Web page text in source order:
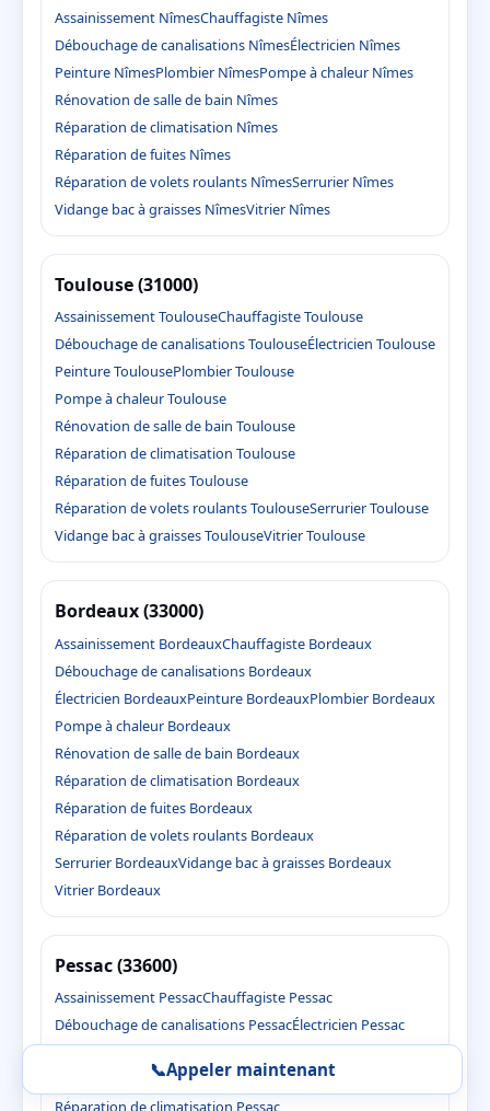
Assainissement NîmesChauffagiste Nîmes
Débouchage de canalisations NîmesÉlectricien Nîmes
Peinture NîmesPlombier NîmesPompe à chaleur Nîmes
Rénovation de salle de bain Nîmes
Réparation de climatisation Nîmes
Réparation de fuites Nîmes
Réparation de volets roulants NîmesSerrurier Nîmes
Vidange bac à graisses NîmesVitrier Nîmes
Toulouse (31000)
Assainissement ToulouseChauffagiste Toulouse
Débouchage de canalisations ToulouseÉlectricien Toulouse
Peinture ToulousePlombier Toulouse
Pompe à chaleur Toulouse
Rénovation de salle de bain Toulouse
Réparation de climatisation Toulouse
Réparation de fuites Toulouse
Réparation de volets roulants ToulouseSerrurier Toulouse
Vidange bac à graisses ToulouseVitrier Toulouse
Bordeaux (33000)
Assainissement BordeauxChauffagiste Bordeaux
Débouchage de canalisations Bordeaux
Électricien BordeauxPeinture BordeauxPlombier Bordeaux
Pompe à chaleur Bordeaux
Rénovation de salle de bain Bordeaux
Réparation de climatisation Bordeaux
Réparation de fuites Bordeaux
Réparation de volets roulants Bordeaux
Serrurier BordeauxVidange bac à graisses Bordeaux
Vitrier Bordeaux
Pessac (33600)
Assainissement PessacChauffagiste Pessac
Débouchage de canalisations PessacÉlectricien Pessac
Peinture PessacPlombier PessacPompe à chaleur Pessac
Rénovation de salle de bain Pessac
Réparation de climatisation Pessac
📞Appeler maintenant